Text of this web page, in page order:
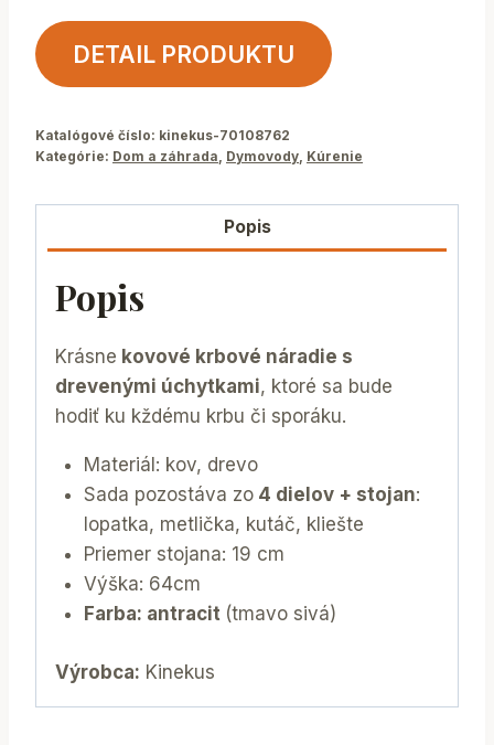
DETAIL PRODUKTU
Katalógové číslo: kinekus-70108762
Kategórie: Dom a záhrada, Dymovody, Kúrenie
Popis
Popis
Krásne kovové krbové náradie s
drevenými úchytkami, ktoré sa bude
hodiť ku kždému krbu či sporáku.
Materiál: kov, drevo
Sada pozostáva zo4 dielov + stojan:
lopatka, metlička, kutáč, kliešte
Priemer stojana: 19 cm
Výška: 64cm
Farba: antracit (tmavo sivá)
Výrobca: Kinekus